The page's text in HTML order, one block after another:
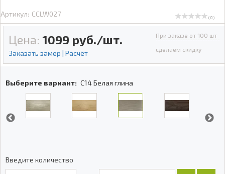
Артикул: CCLW027 ( 0 )
Цена: 1099 руб./шт.
Заказать замер | Расчёт
При заказе от 100 шт
сделаем скидку
Выберите вариант: C14 Белая глина
Введите количество